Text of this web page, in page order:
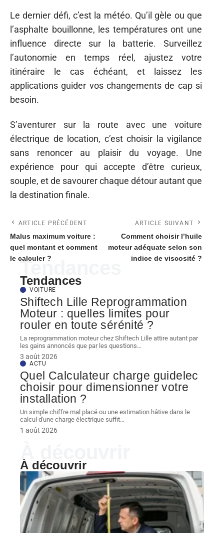
Le dernier défi, c’est la météo. Qu’il gèle ou que
l’asphalte bouillonne, les températures ont une
influence directe sur la batterie. Surveillez
l’autonomie en temps réel, ajustez votre
itinéraire le cas échéant, et laissez les
applications guider vos changements de cap si
besoin.
S’aventurer sur la route avec une voiture
électrique de location, c’est choisir la vigilance
sans renoncer au plaisir du voyage. Une
expérience pour qui accepte d’être curieux,
souple, et de savourer chaque détour autant que
la destination finale.
ARTICLE PRÉCÉDENT
Malus maximum voiture :
quel montant et comment
le calculer ?
ARTICLE SUIVANT
Comment choisir l’huile
moteur adéquate selon son
indice de viscosité ?
Tendances
Tendances
VOITURE
Shiftech Lille Reprogrammation
Moteur : quelles limites pour
rouler en toute sérénité ?
La reprogrammation moteur chez Shiftech Lille attire autant par
les gains annoncés que par les questions…
3 août 2026
ACTU
Quel Calculateur charge guidelec
choisir pour dimensionner votre
installation ?
Un simple chiffre mal placé ou une estimation hâtive dans le
calcul d'une charge électrique suffit…
1 août 2026
À découvrir